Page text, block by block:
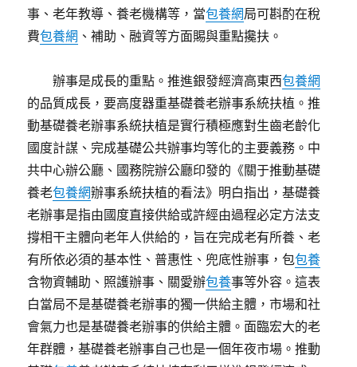
事、老年教導、養老機構等，當包養網局可斟酌在稅
費包養網 、補助、融資等方面賜與重點攙扶。
辦事是成長的重點。推進銀發經濟高東西包養網
的品質成長，要高度器重基礎養老辦事系統扶植。推
動基礎養老辦事系統扶植是實行積極應對生齒老齡化
國度計謀、完成基礎公共辦事均等化的主要義務。中
共中心辦公廳、國務院辦公廳印發的《關于推動基礎
養老包養網辦事系統扶植的看法》明白指出，基礎養
老辦事是指由國度直接供給或許經由過程必定方法支
撐相干主體向老年人供給的，旨在完成老有所養、老
有所依必須的基本性、普惠性、兜底性辦事，包包養
含物資輔助、照護辦事、關愛辦包養事等外容。這表
白當局不是基礎養老辦事的獨一供給主體，市場和社
會氣力也是基礎養老辦事的供給主體。面臨宏大的老
年群體，基礎養老辦事自己也是一個年夜市場。推動